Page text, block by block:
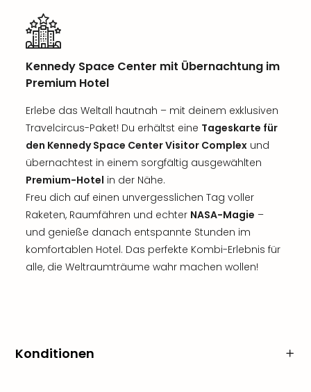
Kennedy Space Center mit Übernachtung im
Premium Hotel
Erlebe das Weltall hautnah – mit deinem exklusiven
Travelcircus-Paket! Du erhältst eine Tageskarte für
den Kennedy Space Center Visitor Complex und
übernachtest in einem sorgfältig ausgewählten
Premium-Hotel in der Nähe.
Freu dich auf einen unvergesslichen Tag voller
Raketen, Raumfähren und echter NASA-Magie –
und genieße danach entspannte Stunden im
komfortablen Hotel. Das perfekte Kombi-Erlebnis für
alle, die Weltraumträume wahr machen wollen!
Konditionen